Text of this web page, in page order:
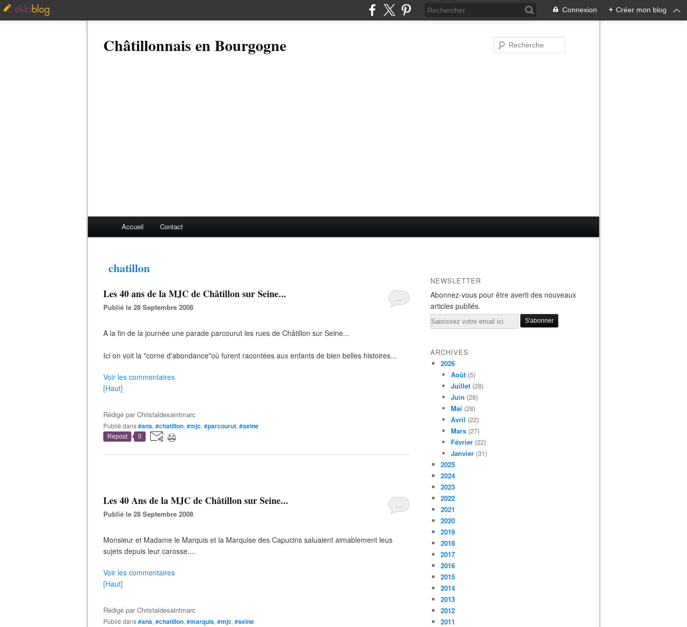
Connexion + Créer mon blog
Châtillonnais en Bourgogne
Accueil Contact
chatillon
…
Les 40 ans de la MJC de Châtillon sur Seine...
Publié le 28 Septembre 2008
A la fin de la journée une parade parcourut les rues de Châtillon sur Seine...
Ici on voit la "corne d'abondance"où furent racontées aux enfants de bien belles histoires...
Voir les commentaires
[Haut]
Rédigé parChristaldesaintmarc
Publié dans#ans, #chatillon, #mjc, #parcourut, #seine
Repost 0
…
Les 40 Ans de la MJC de Châtillon sur Seine...
Publié le 28 Septembre 2008
Monsieur et Madame le Marquis et la Marquise des Capucins saluaient aimablement leus
sujets depuis leur carosse....
Voir les commentaires
[Haut]
Rédigé parChristaldesaintmarc
Publié dans#ans, #chatillon, #marquis, #mjc, #seine
NEWSLETTER
Abonnez-vous pour être averti des nouveaux
articles publiés.
Email
ARCHIVES
2026
Août (5)
Juillet (28)
Juin (28)
Mai (28)
Avril (22)
Mars (27)
Février (22)
Janvier (31)
2025
2024
2023
2022
2021
2020
2019
2018
2017
2016
2015
2014
2013
2012
2011